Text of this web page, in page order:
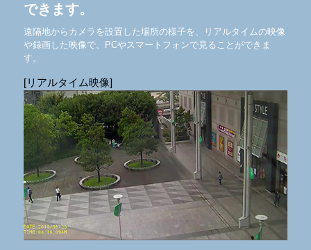
できます。
遠隔地からカメラを設置した場所の様子を、リアルタイムの映像
や録画した映像で、PCやスマートフォンで見ることができま
す。
[リアルタイム映像]